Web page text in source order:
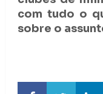
com tudo o
sobre o